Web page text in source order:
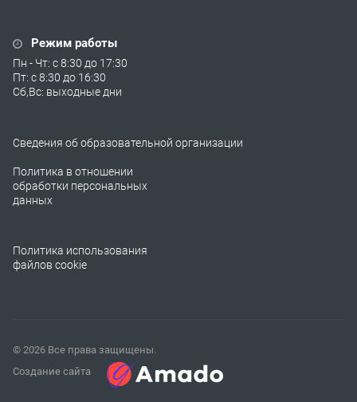
Режим работы
Пн - Чт: с 8:30 до 17:30
Пт: с 8:30 до 16:30
Сб,Вс: выходные дни
Сведения об образовательной организации
Политика в отношении
обработки персональных
данных
Политика использования
файлов cookie
© 2026 Все права защищены.
Создание сайта